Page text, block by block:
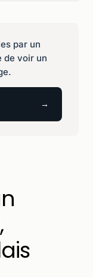
par un
de voir un